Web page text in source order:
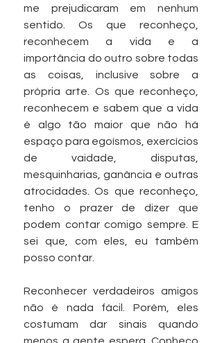
me prejudicaram em nenhum
sentido. Os que reconheço,
reconhecem a vida e a
importância do outro sobre todas
as coisas, inclusive sobre a
própria arte. Os que reconheço,
reconhecem e sabem que a vida
é algo tão maior que não há
espaço para egoísmos, exercícios
de vaidade, disputas,
mesquinharias, ganância e outras
atrocidades. Os que reconheço,
tenho o prazer de dizer que
podem contar comigo sempre. E
sei que, com eles, eu também
posso contar.
Reconhecer verdadeiros amigos
não é nada fácil. Porém, eles
costumam dar sinais quando